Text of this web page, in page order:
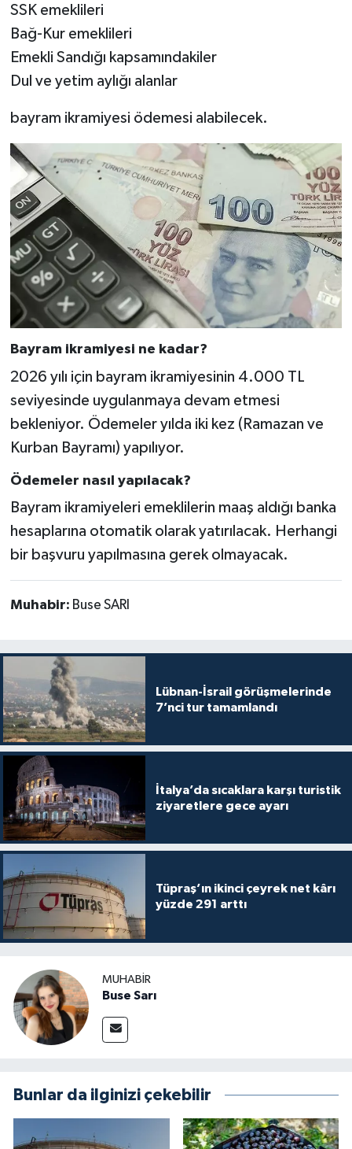
SSK emeklileri
Bağ-Kur emeklileri
Emekli Sandığı kapsamındakiler
Dul ve yetim aylığı alanlar
bayram ikramiyesi ödemesi alabilecek.
Bayram ikramiyesi ne kadar?
2026 yılı için bayram ikramiyesinin 4.000 TL
seviyesinde uygulanmaya devam etmesi
bekleniyor. Ödemeler yılda iki kez (Ramazan ve
Kurban Bayramı) yapılıyor.
Ödemeler nasıl yapılacak?
Bayram ikramiyeleri emeklilerin maaş aldığı banka
hesaplarına otomatik olarak yatırılacak. Herhangi
bir başvuru yapılmasına gerek olmayacak.
Muhabir: Buse SARI
Lübnan-İsrail görüşmelerinde
7’nci tur tamamlandı
İtalya’da sıcaklara karşı turistik
ziyaretlere gece ayarı
Tüpraş’ın ikinci çeyrek net kârı
yüzde 291 arttı
MUHABIR
Buse Sarı
Bunlar da ilginizi çekebilir